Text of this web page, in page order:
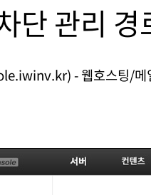
단 관리 경
- 웹호스팅/메